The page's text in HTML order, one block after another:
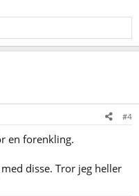
#4
en forenkling.
disse. Tror jeg heller